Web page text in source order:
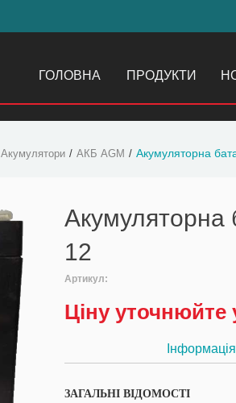
ГОЛОВНА ПРОДУКТИ
Акумулятори АКБ AGM Акумуляторна
Акумуляторна
12
Артикул:
Ціну
Інформація
ЗАГАЛЬНІ ВІДОМОСТІ